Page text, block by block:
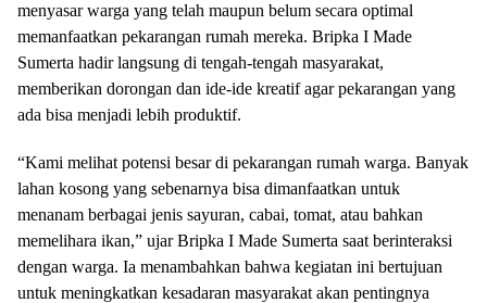
menyasar warga yang telah maupun belum secara optimal
memanfaatkan pekarangan rumah mereka. Bripka I Made
Sumerta hadir langsung di tengah-tengah masyarakat,
memberikan dorongan dan ide-ide kreatif agar pekarangan yang
ada bisa menjadi lebih produktif.
“Kami melihat potensi besar di pekarangan rumah warga. Banyak
lahan kosong yang sebenarnya bisa dimanfaatkan untuk
menanam berbagai jenis sayuran, cabai, tomat, atau bahkan
memelihara ikan,” ujar Bripka I Made Sumerta saat berinteraksi
dengan warga. Ia menambahkan bahwa kegiatan ini bertujuan
untuk meningkatkan kesadaran masyarakat akan pentingnya